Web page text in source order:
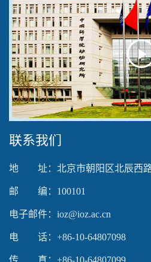
联系我们
地 址：北京市朝阳区北辰西路
邮 编：100101
电子邮件：ioz@ioz.ac.cn
电 话：+86-10-64807098
传 真：+86-10-64807099